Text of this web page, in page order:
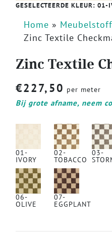
GESELECTEERDE KLEUR: 01-
Home »
Zinc Textile
Zinc Textile
€227,50 per meter
Bij grote afname, neem
01-
IVORY
02-
TOBACCO
03-
06-
OLIVE
07-
EGGPLANT